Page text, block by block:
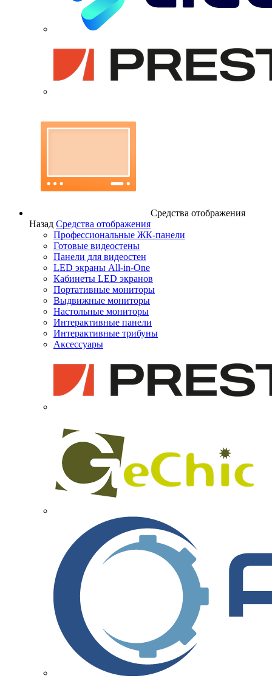
Средства отображения
Назад Средства отображения
Профессиональные ЖК-панели
Готовые видеостены
Панели для видеостен
LED экраны All-in-One
Кабинеты LED экранов
Портативные мониторы
Выдвижные мониторы
Настольные мониторы
Интерактивные панели
Интерактивные трибуны
Аксессуары